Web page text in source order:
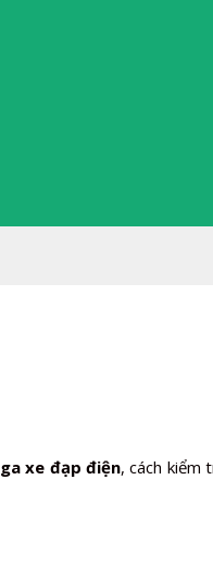
xe đạp điện, cách kiểm